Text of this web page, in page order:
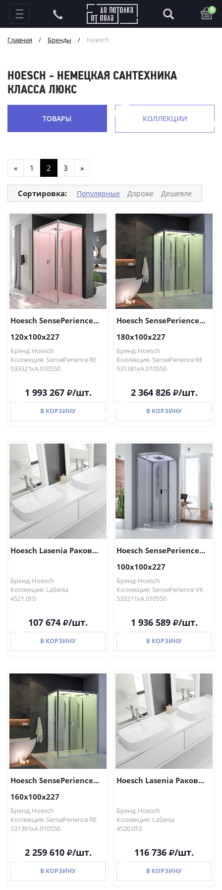
0
Главная / Бренды / Hoesch
HOESCH - НЕМЕЦКАЯ САНТЕХНИКА
КЛАССА ЛЮКС
ТОВАРЫ КОЛЛЕКЦИИ
« 1 2 3 »
Сортировка: Популярные Дороже Дешевле
Hoesch SensePerience...
120х100х227
Бренд: Hoesch
Коллекция: SensePerience RE
533321xA.010550
1 993 267 /шт.
В КОРЗИНУ
В КОРЗИНУ
Hoesch SensePerience...
180х100х227
Бренд: Hoesch
Коллекция: SensePerience RE
531381xA.010550
2 364 826 /шт.
В КОРЗИНУ
В КОРЗИНУ
Hoesch Lasenia Раков...
Бренд: Hoesch
Коллекция: LaSenia
4521.010
107 674 /шт.
В КОРЗИНУ
В КОРЗИНУ
Hoesch SensePerience...
100х100х227
Бренд: Hoesch
Коллекция: SensePerience VK
533211xA.010550
1 936 589 /шт.
В КОРЗИНУ
В КОРЗИНУ
Hoesch SensePerience...
160х100х227
Бренд: Hoesch
Коллекция: SensePerience RE
531361xA.010550
2 259 610 /шт.
В КОРЗИНУ
Hoesch Lasenia Раков...
Бренд: Hoesch
Коллекция: LaSenia
4520.013
116 736 /шт.
В КОРЗИНУ